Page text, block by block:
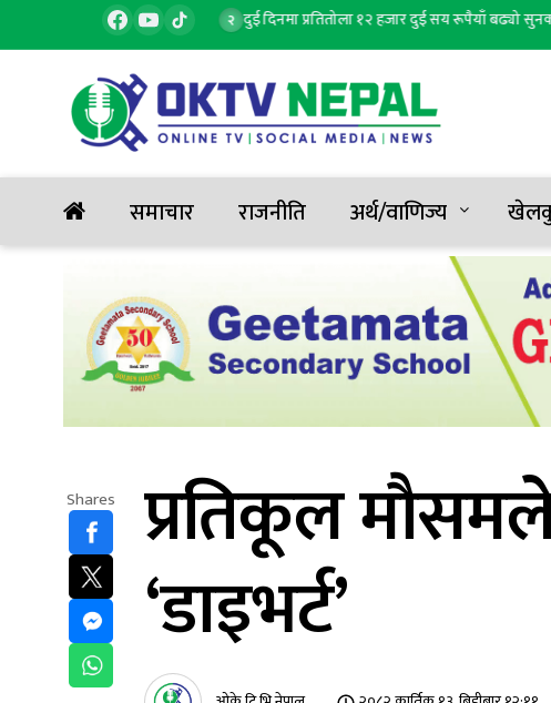
१ जनाको मृत्यु, ६ घाइते २ दुई दिनमा प्रतितोला १२ हजार दुई सय रूपैयाँ बढ्यो सुनको
समाचार राजनीति अर्थ/वाणिज्य
Shares प्रतिकूल मौसमले
‘डाइभर्ट’